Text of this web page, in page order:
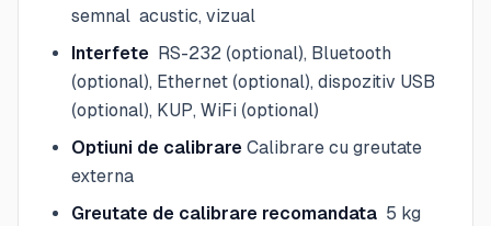
semnal acustic, vizual
Interfete RS-232 (optional), Bluetooth
(optional), Ethernet (optional), dispozitiv USB
(optional), KUP, WiFi (optional)
Optiuni de calibrare Calibrare cu greutate
externa
Greutate de calibrare recomandata 5 kg